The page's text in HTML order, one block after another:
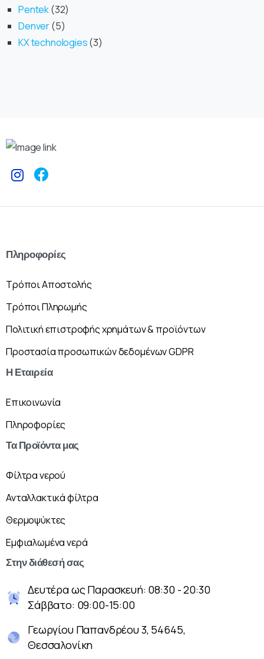
Pentek 32
Denver 5
KX technologies 3
Πληροφορίες
Τρόποι Αποστολής
Τρόποι Πληρωμής
Πολιτική επιστροφής χρημάτων & προϊόντων
Προστασία προσωπικών δεδομένων GDPR
Η Εταιρεία
Επικοινωνία
Πληροφορίες
Τα Προϊόνταμας
Φίλτρα νερού
Ανταλλακτικά φίλτρα
Θερμοψύκτες
Εμφιαλωμένα νερά
Στηνδιάθεσήσας
Δευτέρα ως Παρασκευή: 08:30 - 20:30
Σάββατο: 09:00-15:00
Γεωργίου Παπανδρέου 3, 54645,
Θεσσαλονίκη